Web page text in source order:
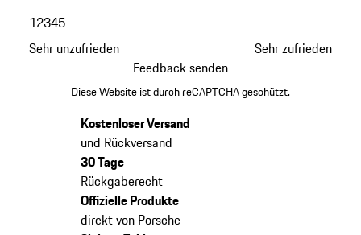
Sehr unzufrieden
12345
Sehr zufrieden
Feedback senden
Diese Website ist durch reCAPTCHA geschützt.
Kostenloser Versand
und Rückversand
30 Tage
Rückgaberecht
Offizielle Produkte
direkt von Porsche